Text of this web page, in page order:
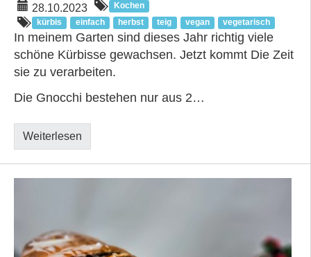
28.10.2023
Kochen
kürbis
einfach herbst teig vegan vegetarisch
In meinem Garten sind dieses Jahr richtig viele
schöne Kürbisse gewachsen. Jetzt kommt Die Zeit
sie zu verarbeiten.
Die Gnocchi bestehen nur aus 2…
Weiterlesen